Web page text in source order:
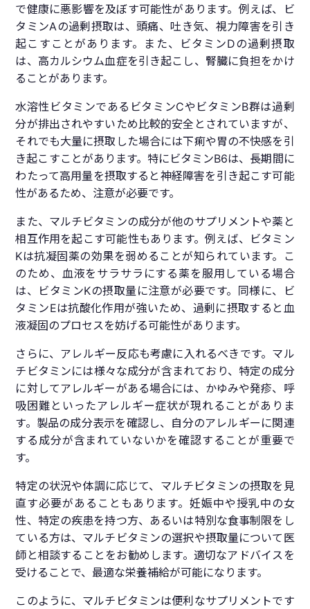
で健康に悪影響を及ぼす可能性があります。例えば、ビ
タミンAの過剰摂取は、頭痛、吐き気、視力障害を引き
起こすことがあります。また、ビタミンDの過剰摂取
は、高カルシウム血症を引き起こし、腎臓に負担をかけ
ることがあります。
水溶性ビタミンであるビタミンCやビタミンB群は過剰
分が排出されやすいため比較的安全とされていますが、
それでも大量に摂取した場合には下痢や胃の不快感を引
き起こすことがあります。特にビタミンB6は、長期間に
わたって高用量を摂取すると神経障害を引き起こす可能
性があるため、注意が必要です。
また、マルチビタミンの成分が他のサプリメントや薬と
相互作用を起こす可能性もあります。例えば、ビタミン
Kは抗凝固薬の効果を弱めることが知られています。こ
のため、血液をサラサラにする薬を服用している場合
は、ビタミンKの摂取量に注意が必要です。同様に、ビ
タミンEは抗酸化作用が強いため、過剰に摂取すると血
液凝固のプロセスを妨げる可能性があります。
さらに、アレルギー反応も考慮に入れるべきです。マル
チビタミンには様々な成分が含まれており、特定の成分
に対してアレルギーがある場合には、かゆみや発疹、呼
吸困難といったアレルギー症状が現れることがありま
す。製品の成分表示を確認し、自分のアレルギーに関連
する成分が含まれていないかを確認することが重要で
す。
特定の状況や体調に応じて、マルチビタミンの摂取を見
直す必要があることもあります。妊娠中や授乳中の女
性、特定の疾患を持つ方、あるいは特別な食事制限をし
ている方は、マルチビタミンの選択や摂取量について医
師と相談することをお勧めします。適切なアドバイスを
受けることで、最適な栄養補給が可能になります。
このように、マルチビタミンは便利なサプリメントです